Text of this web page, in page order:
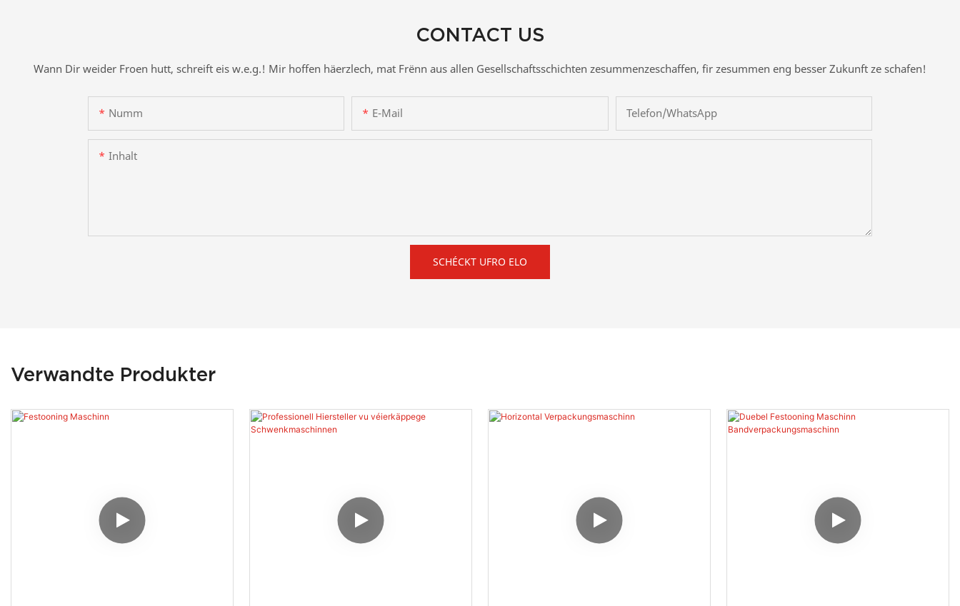
CONTACT US
Wann Dir weider Froen hutt, schreift eis w.e.g.! Mir hoffen häerzlech, mat Frënn aus allen Gesellschaftsschichten zesummenzeschaffen, fir zesummen eng besser Zukunft ze schafen!
Numm E-Mail Telefon/WhatsApp
Inhalt
SCHÉCKT UFRO ELO
Verwandte Produkter